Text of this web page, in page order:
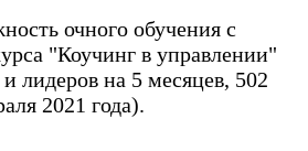
очного обучения с
"Коучинг в управлении"
лидеров на 5 месяцев, 502
2021 года).